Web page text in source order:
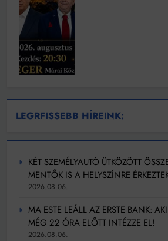
LEGRFISSEBB HÍREINK:
KÉT SZEMÉLYAUTÓ ÜTKÖZÖTT
MENTŐK IS A HELYSZÍNRE
2026.08.06.
MA ESTE LEÁLL AZ ERSTE BANK:
MÉG 22 ÓRA ELŐTT INTÉZZE EL!
2026.08.06.